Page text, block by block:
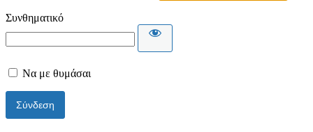
Συνθηματικό
Να με θυμάσαι